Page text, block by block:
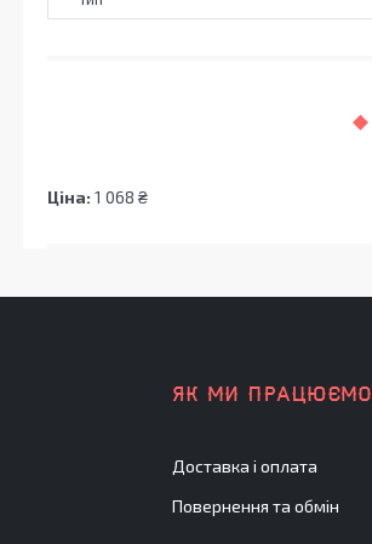
Ціна: 1 068 ₴
ЯК МИ ПРАЦЮЄМО
Доставка і оплата
Повернення та обмін